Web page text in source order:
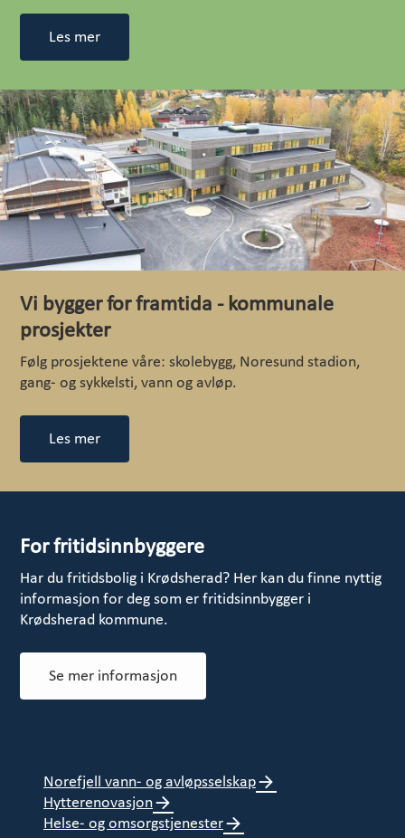
Les mer
Vi bygger for framtida - kommunale
prosjekter
Følg prosjektene våre: skolebygg, Noresund stadion,
gang- og sykkelsti, vann og avløp.
Les mer
For fritidsinnbyggere
Har du fritidsbolig i Krødsherad? Her kan du finne nyttig
informasjon for deg som er fritidsinnbygger i
Krødsherad kommune.
Se mer informasjon
Norefjell vann- og avløpsselskap
Hytterenovasjon
Helse- og omsorgstjenester